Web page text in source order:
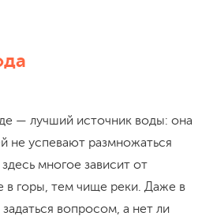
— лучший источник воды: она
не успевают размножаться
многое зависит от
в горы, тем чище реки. Даже в
вопросом, а нет ли